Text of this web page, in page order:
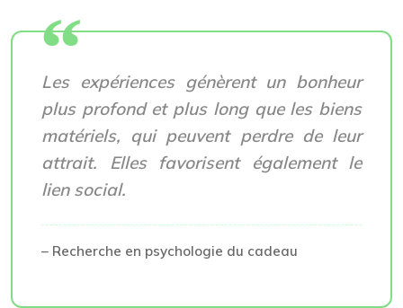
Les expériences génèrent un bonheur
plus profond et plus long que les biens
matériels, qui peuvent perdre de leur
attrait. Elles favorisent également le
lien social.
– Recherche en psychologie du cadeau